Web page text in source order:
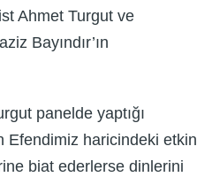
Ahmet Turgut ve
Bayındır’ın
panelde yaptığı
Efendimiz haricindeki etkin
biat ederlerse dinlerini